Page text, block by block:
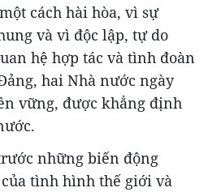
cách hài hòa, vì sự
và vì độc lập, tự do
hệ hợp tác và tình đoàn
hai Nhà nước ngày
vững, được khẳng định
những biến động
tình hình thế giới và